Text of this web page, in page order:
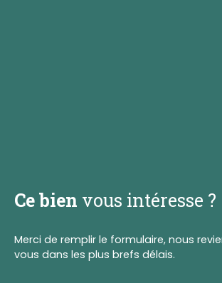
Ce bien vous intéresse ?
Merci de remplir le formulaire, nous
vous dans les plus brefs délais.